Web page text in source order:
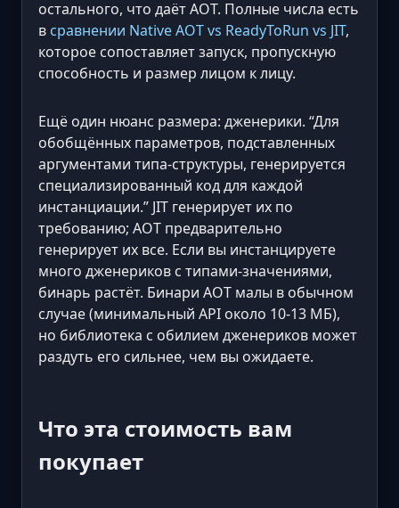
остального, что даёт AOT. Полные числа есть
в сравнении Native AOT vs ReadyToRun vs JIT,
которое сопоставляет запуск, пропускную
способность и размер лицом к лицу.
Ещё один нюанс размера: дженерики. “Для
обобщённых параметров, подставленных
аргументами типа-структуры, генерируется
специализированный код для каждой
инстанциации.” JIT генерирует их по
требованию; AOT предварительно
генерирует их все. Если вы инстанцируете
много дженериков с типами-значениями,
бинарь растёт. Бинари AOT малы в обычном
случае (минимальный API около 10-13 МБ),
но библиотека с обилием дженериков может
раздуть его сильнее, чем вы ожидаете.
Что эта стоимость вам
покупает